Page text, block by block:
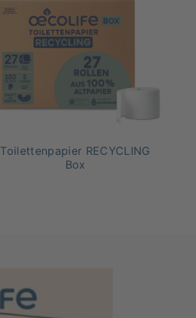
Toilettenpapier RECYCLING
Box